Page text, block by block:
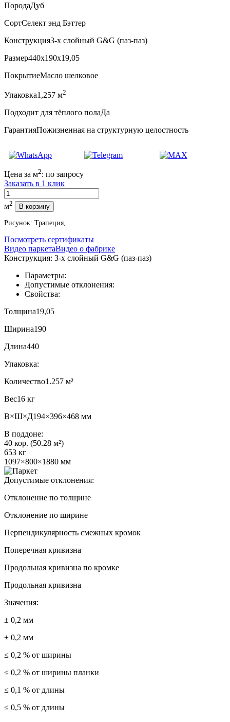
ПородаДуб
СортСелект энд Бэттер
Конструкция3-х слойный G&G (паз-паз)
Размер440x190x19,05
ПокрытиеМасло шелковое
Упаковка1,257 м2
Подходит для тёплого полаДа
ГарантияПожизненная на структурную целостность
Цена за м2: по запросу
Заказать в 1 клик
Количество
м2 В корзину
Рисунок: Трапеция,
Посмотреть сертификаты
Видео паркетаВидео о фабрике
Конструкция: 3-х слойный G&G (паз-паз)
Параметры:
Допустимые отклонения:
Свойства:
Толщина19,05
Ширина190
Длина440
Упаковка:
Количество1.257 м²
Вес16 кг
В×Ш×Д194×396×468 мм
В поддоне:
40 кор. (50.28 м²)
653 кг
1097×800×1880 мм
Допустимые отклонения:
Отклонение по толщине
Отклонение по ширине
Перпендикулярность смежных кромок
Поперечная кривизна
Продольная кривизна по кромке
Продольная кривизна
Значения:
± 0,2 мм
± 0,2 мм
≤ 0,2 % от ширины
≤ 0,2 % от ширины планки
≤ 0,1 % от длины
≤ 0,5 % от длины